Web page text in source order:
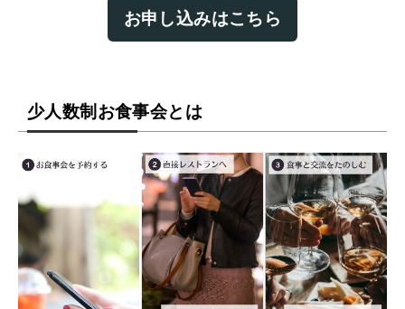
お申し込みはこちら
少人数制お食事会とは